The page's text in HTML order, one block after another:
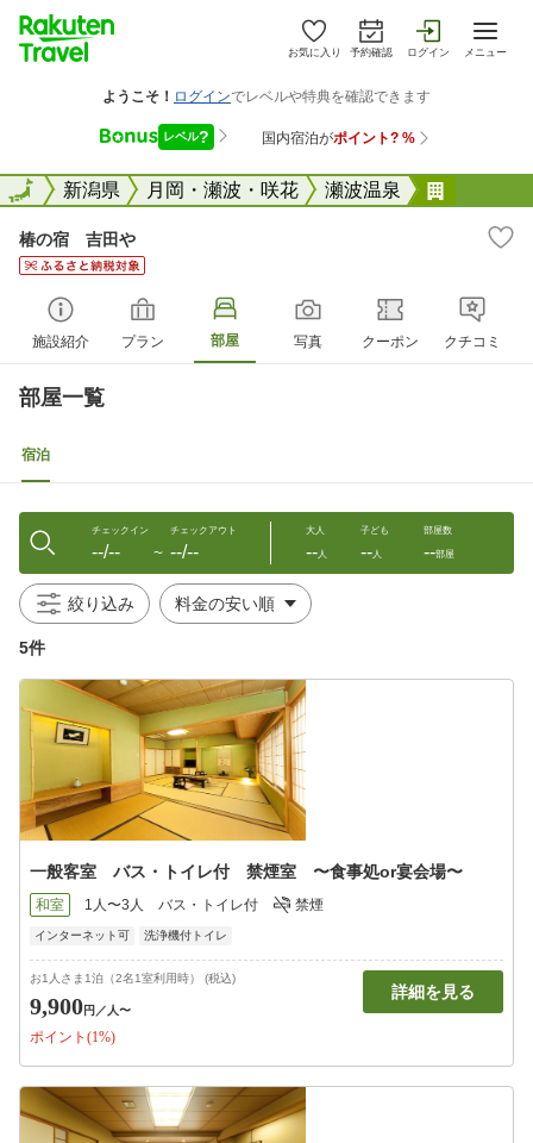
お気に入り 予約確認 ログイン メニュー
全国新潟県 月岡・瀬波・咲花 瀬波温泉
全国
椿の宿 吉田や
施設紹介 プラン 部屋 写真 クーポン クチコミ
部屋一覧
宿泊
チェックイン
--/-- 〜
チェックアウト
--/--
大人
--人
子ども
--人
部屋数
--部屋
絞り込み
5件
一般客室 バス・トイレ付 禁煙室 〜食事処or宴会場〜
和室 1人〜3人 バス・トイレ付 禁煙
インターネット可 洗浄機付トイレ
お1人さま1泊（2名1室利用時） (税込)
9,900円 ／人〜
ポイント(1%)
詳細を見る